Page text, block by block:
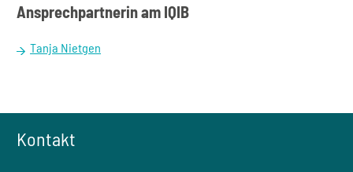
Ansprechpartnerin am IQIB
Tanja Nietgen
Kontakt